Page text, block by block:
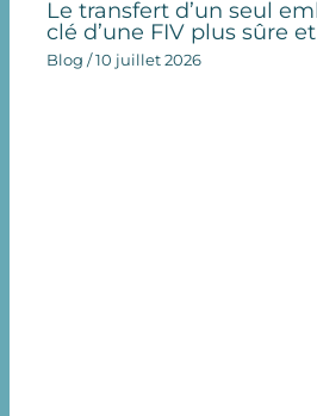
Le transfert d’un seul
clé d’une FIV plus sûre
Blog /10 juillet 2026